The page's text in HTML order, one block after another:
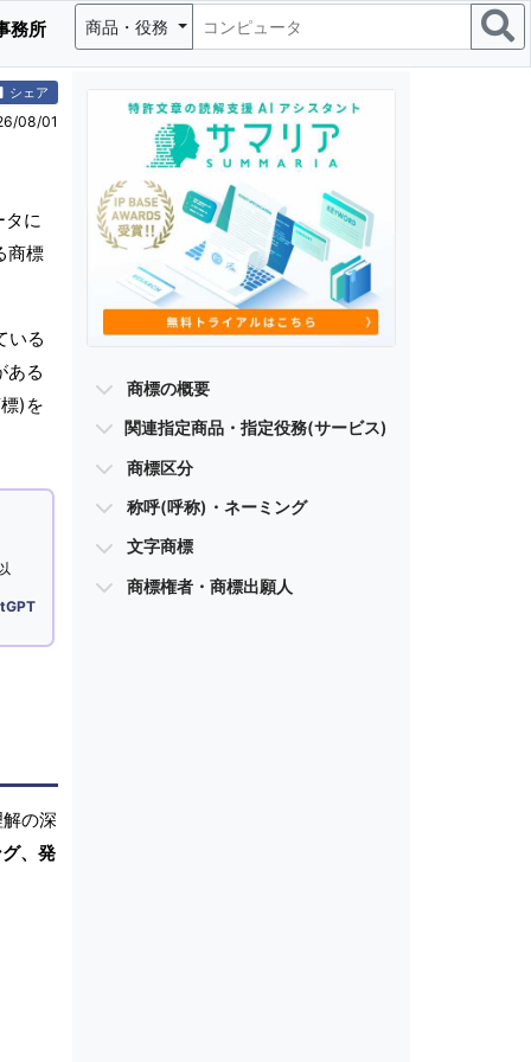
務所 商品・役務
シェア
08/01
に
商標
いる
ある
)を
の深
、発
商標の概要
関連指定商品・指定役務(サービス)
商標区分
称呼(呼称)・ネーミング
文字商標
商標権者・商標出願人